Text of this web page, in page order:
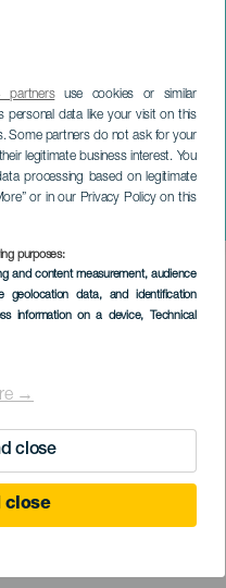
partnersuse cookies or similar
personal data like your visit on this
Some partners do not ask for your
legitimate business interest. You
processing based on legitimate
or in our Privacy Policy on this
purposes:
and content measurement, audience
geolocation data, and identification
information on a device, Technical
→
close
close